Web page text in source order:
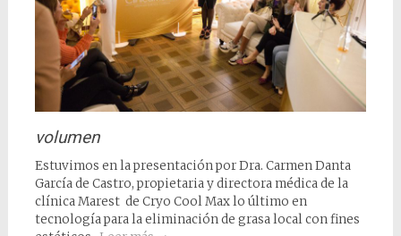
volumen
Estuvimos en la presentación por Dra. Carmen Danta
García de Castro, propietaria y directora médica de la
clínica Marest de Cryo Cool Max lo último en
tecnología para la eliminación de grasa local con fines